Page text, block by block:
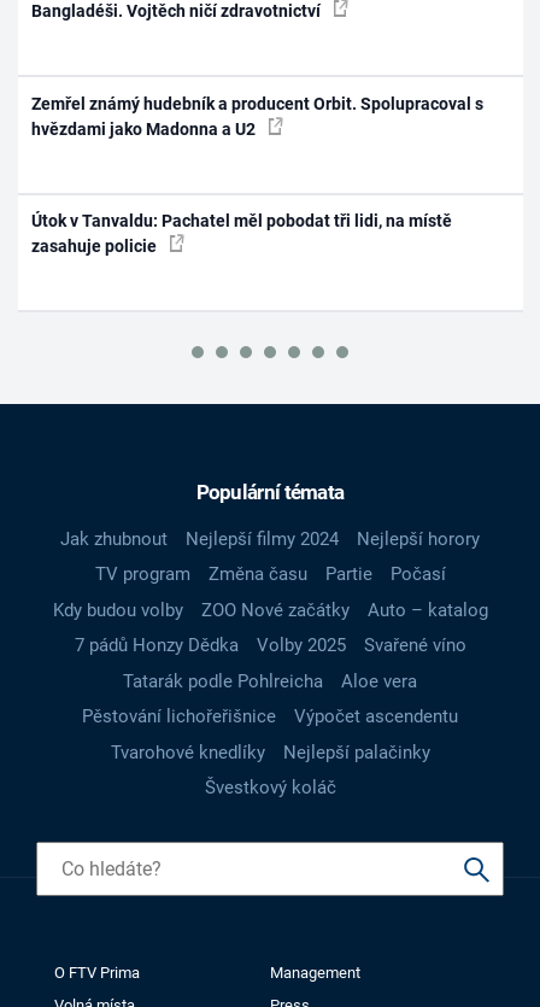
Bangladéši. Vojtěch ničí zdravotnictví
Zemřel známý hudebník a producent Orbit. Spolupracoval s
hvězdami jako Madonna a U2
Útok v Tanvaldu: Pachatel měl pobodat tři lidi, na místě
zasahuje policie
Populární témata
Jak zhubnout Nejlepší filmy 2024
Nejlepší horory
TV program
Změna času Partie
Počasí
Kdy budou volby
ZOO Nové začátky
Auto – katalog
7 pádů Honzy Dědka
Volby 2025
Svařené víno
Tatarák podle Pohlreicha
Aloe vera
Pěstování lichořeřišnice
Výpočet ascendentu
Tvarohové knedlíky
Nejlepší palačinky
Švestkový koláč
O FTV Prima
Management